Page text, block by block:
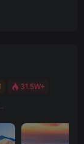
31.5W+